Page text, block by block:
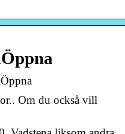
Om du också vill